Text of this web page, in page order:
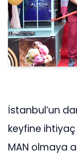
İstanbul’un
keyfine ihtiyaç
MAN olmaya